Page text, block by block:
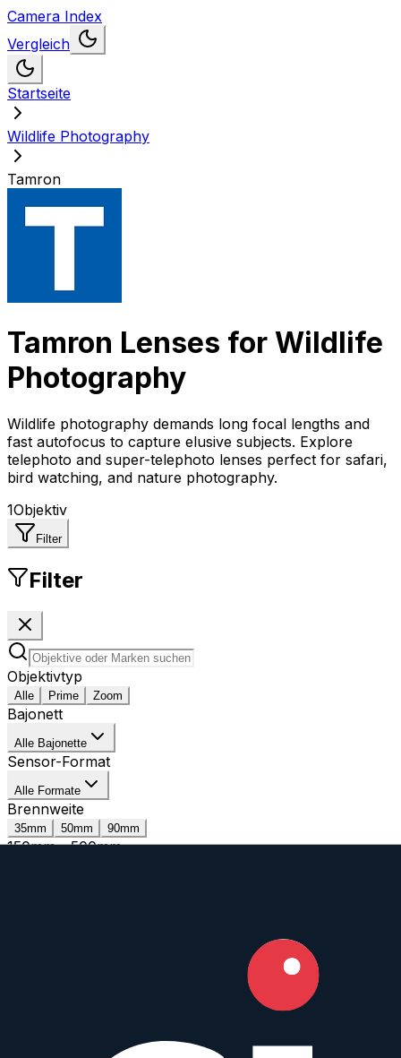
Camera Index
Vergleich
Startseite
Wildlife Photography
Tamron
Tamron Lenses for Wildlife
Photography
Wildlife photography demands long focal lengths and
fast autofocus to capture elusive subjects. Explore
telephoto and super-telephoto lenses perfect for safari,
bird watching, and nature photography.
1Objektiv
Filter
Filter
Objektivtyp
Alle Prime Zoom
Bajonett
Alle Bajonette
Sensor-Format
Alle Formate
Brennweite
35mm 50mm 90mm
150mm-500mm
Bildstabilisierung
Wetterfest